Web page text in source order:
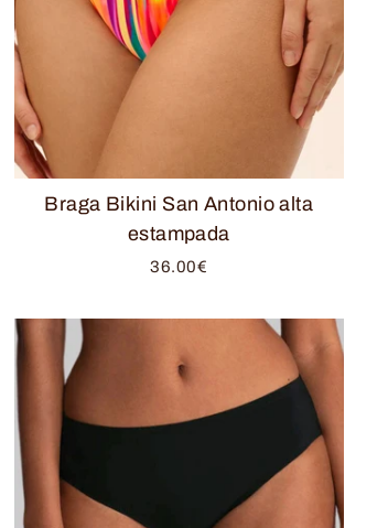
Braga Bikini San Antonio alta
estampada
36.00€